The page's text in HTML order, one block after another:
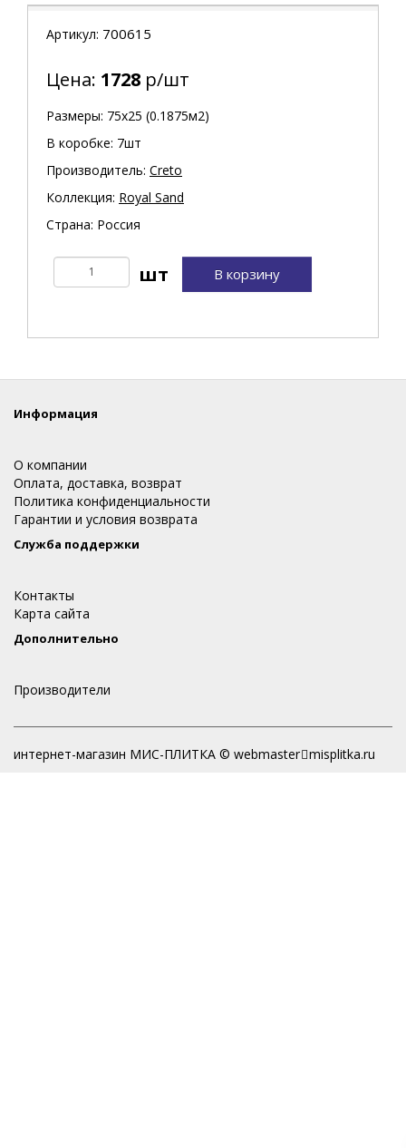
Артикул: 700615
Цена: 1728 р/шт
Размеры: 75х25 (0.1875м2)
В коробке: 7шт
Производитель: Creto
Коллекция: Royal Sand
Страна: Россия
В корзину
Информация
О компании
Оплата, доставка, возврат
Политика конфиденциальности
Гарантии и условия возврата
Служба поддержки
Контакты
Карта сайта
Дополнительно
Производители
интернет-магазин МИС-ПЛИТКА © webmaster misplitka.ru